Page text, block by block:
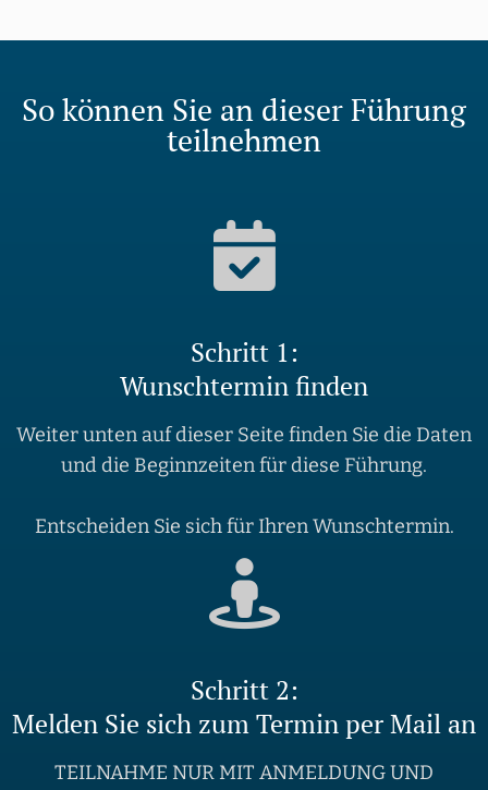
So können Sie an dieser Führung
teilnehmen
Schritt 1:
Wunschtermin finden
Weiter unten auf dieser Seite finden Sie die Daten
und die Beginnzeiten für diese Führung.
Entscheiden Sie sich für Ihren Wunschtermin.
Schritt 2:
Melden Sie sich zum Termin per Mail an
TEILNAHME NUR MIT ANMELDUNG UND